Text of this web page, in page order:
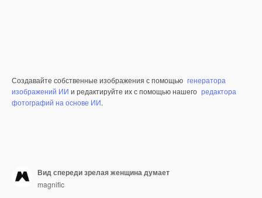
Создавайте собственные изображения с помощью генератора
изображений ИИ и редактируйте их с помощью нашего редактора
фотографий на основе ИИ.
Вид спереди зрелая женщина думает
magnific